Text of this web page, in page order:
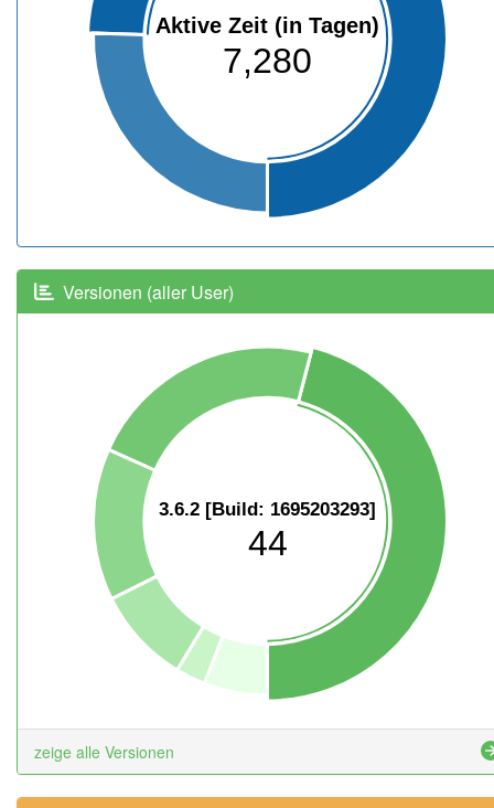
Aktive Zeit (in Tagen)
7,280
Versionen (aller User)
3.6.2 [Build: 1695203293]
44
zeige alle Versionen